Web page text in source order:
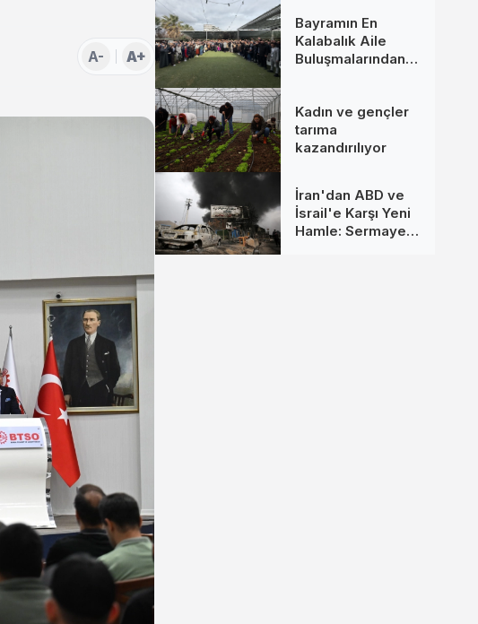
A- A+
Bayramın En
Kalabalık Aile
Buluşmalarından
Kadın ve gençler
tarıma
kazandırılıyor
İran'dan ABD ve
İsrail'e Karşı Yeni
Hamle: Sermaye